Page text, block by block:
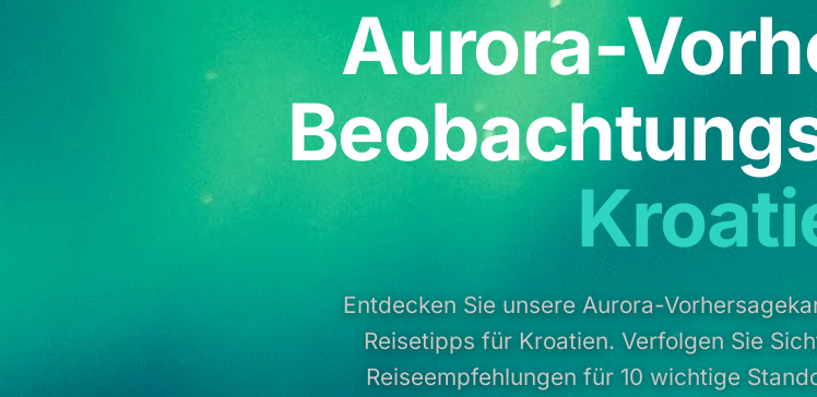
Aurora-
Entdecken Sie unsere Aurora-
Reisetipps für Kroatien. Verfolgen Sie
Reiseempfehlungen für 10 wichtige